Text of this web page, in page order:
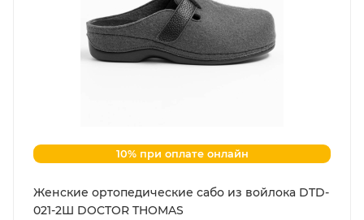
10% при оплате онлайн
Женские ортопедические сабо из войлока DTD-
021-2Ш DOCTOR THOMAS